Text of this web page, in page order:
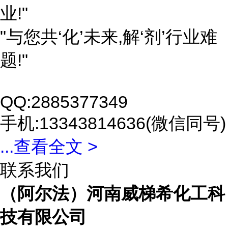
业!"
"与您共‘化’未来,解‘剂’行业难
题!"
QQ:2885377349
手机:13343814636(微信同号)
...查看全文 >
联系我们
（阿尔法）河南威梯希化工科
技有限公司